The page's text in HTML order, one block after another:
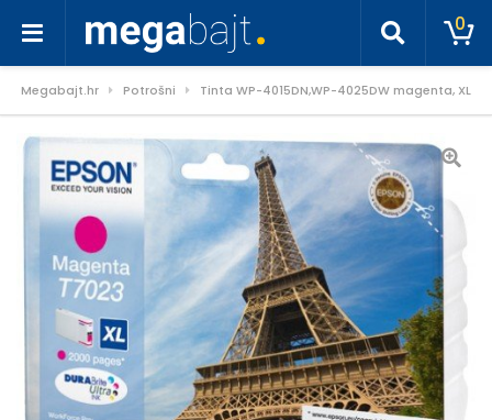
0
Megabajt.hr Potrošni Tinta WP-4015DN,WP-4025DW magenta, XL